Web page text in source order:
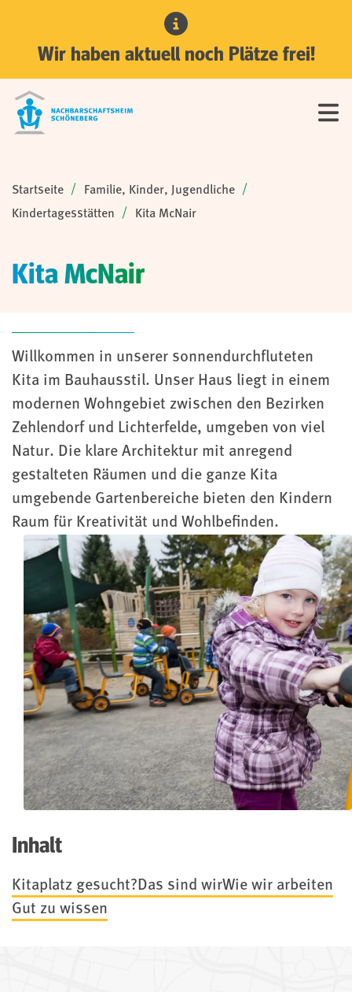
Wir haben aktuell noch Plätze frei!
Sie sind hier:
Startseite
Familie, Kinder, Jugendliche
Kindertagesstätten
Kita McNair
Kita McNair
Willkommen in unserer sonnendurchfluteten
Kita im Bauhausstil. Unser Haus liegt in einem
modernen Wohngebiet zwischen den Bezirken
Zehlendorf und Lichterfelde, umgeben von viel
Natur. Die klare Architektur mit anregend
gestalteten Räumen und die ganze Kita
umgebende Gartenbereiche bieten den Kindern
Raum für Kreativität und Wohlbefinden.
Inhalt
Kitaplatz gesucht?Das sind wirWie wir arbeiten
Gut zu wissen